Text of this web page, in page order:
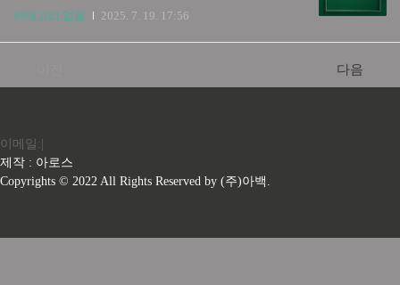
드) 인생은 60부터라는데, 막상 은퇴 후 뭘 해야 할
자녀들이 어느 정도 자라고 나니 새로운 나를 찾고
퍼스, 어떤 곳인가요? (개념 및 목적) 베이비부머
행복캠퍼스는 급변하는 사회 속에서 베이비부머
세대가 성공적인 노후를 준비하고 삶의 질을 향상
카테고리 없음 2025. 7. 19. 17:56
다음
이메일:|
제작 : 아로스
Copyrights © 2022 All Rights Reserved by (주)아백.